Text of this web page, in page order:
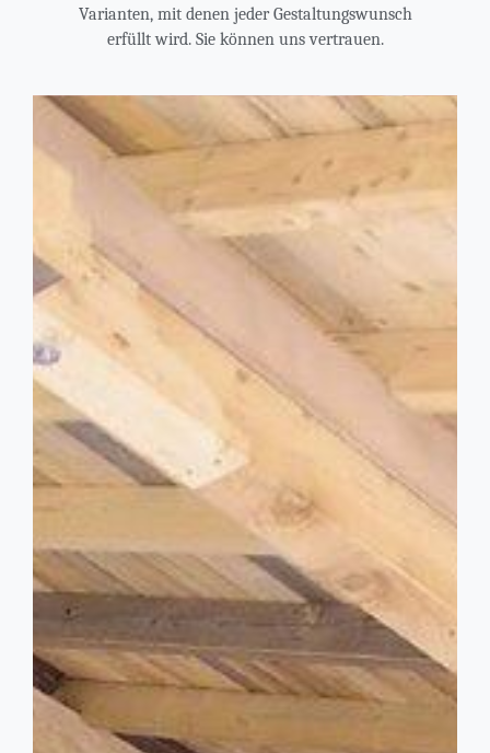
Varianten, mit denen jeder Gestaltungswunsch
erfüllt wird. Sie können uns vertrauen.